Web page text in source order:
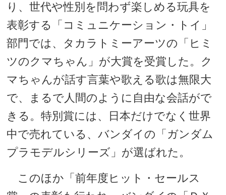
り、世代や性別を問わず楽しめる玩具を
表彰する「コミュニケーション・トイ」
部門では、タカラトミーアーツの「ヒミ
ツのクマちゃん」が大賞を受賞した。ク
マちゃんが話す言葉や歌える歌は無限大
で、まるで人間のように自由な会話がで
きる。特別賞には、日本だけでなく世界
中で売れている、バンダイの「ガンダム
プラモデルシリーズ」が選ばれた。
このほか「前年度ヒット・セールス